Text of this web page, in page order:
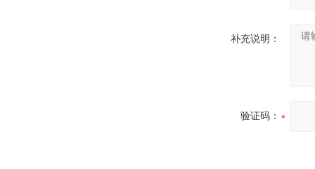
补充说明：
验证码：